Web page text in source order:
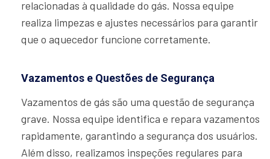
relacionadas à qualidade do gás. Nossa equipe
realiza limpezas e ajustes necessários para garantir
que o aquecedor funcione corretamente.
Vazamentos e Questões de Segurança
Vazamentos de gás são uma questão de segurança
grave. Nossa equipe identifica e repara vazamentos
rapidamente, garantindo a segurança dos usuários.
Além disso, realizamos inspeções regulares para